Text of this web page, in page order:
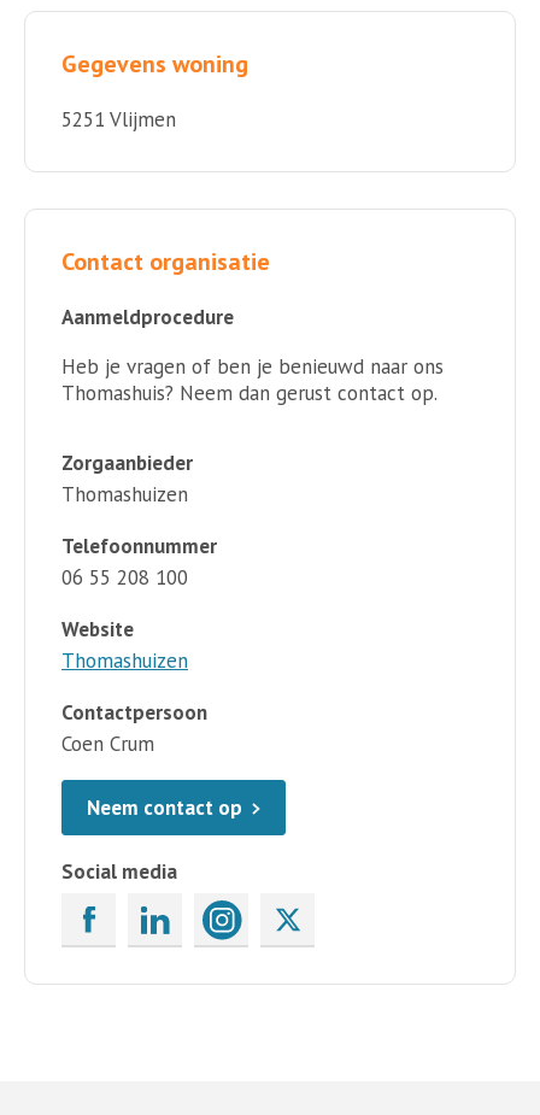
Gegevens woning
5251 Vlijmen
Contact organisatie
Aanmeldprocedure
Heb je vragen of ben je benieuwd naar ons
Thomashuis? Neem dan gerust contact op.
Zorgaanbieder
Thomashuizen
Telefoonnummer
06 55 208 100
Website
Thomashuizen
Contactpersoon
Coen Crum
Neem contact op
Social media